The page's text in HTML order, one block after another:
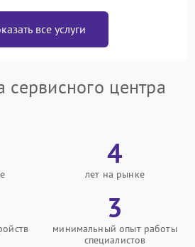
все услуги
центра
4
лет на рынке
3
минимальный опыт работы
специалистов